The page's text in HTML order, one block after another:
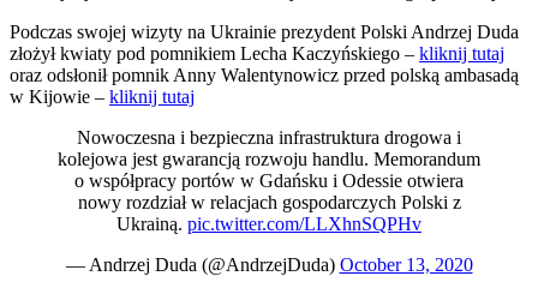
Podczas swojej wizyty na Ukrainie prezydent Polski Andrzej Duda
złożył kwiaty pod pomnikiem Lecha Kaczyńskiego – kliknij tutaj
oraz odsłonił pomnik Anny Walentynowicz przed polską ambasadą
w Kijowie – kliknij tutaj
Nowoczesna i bezpieczna infrastruktura drogowa i
kolejowa jest gwarancją rozwoju handlu. Memorandum
o współpracy portów w Gdańsku i Odessie otwiera
nowy rozdział w relacjach gospodarczych Polski z
Ukrainą. pic.twitter.com/LLXhnSQPHv
— Andrzej Duda (@AndrzejDuda) October 13, 2020